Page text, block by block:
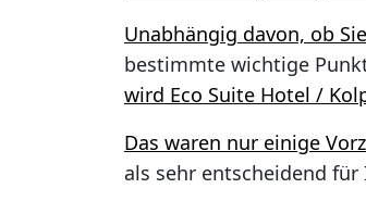
Unabhängig davon, ob
bestimmte wichtige
wird Eco Suite Hotel /
Das waren nur einige
als sehr entscheidend